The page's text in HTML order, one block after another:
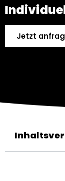
Jetzt